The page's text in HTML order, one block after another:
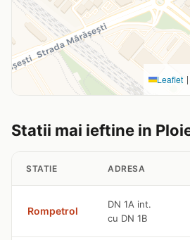
Leaflet |
Statii mai ieftine in
STATIE ADRESA
Rompetrol
DN 1A int.
cu DN 1B